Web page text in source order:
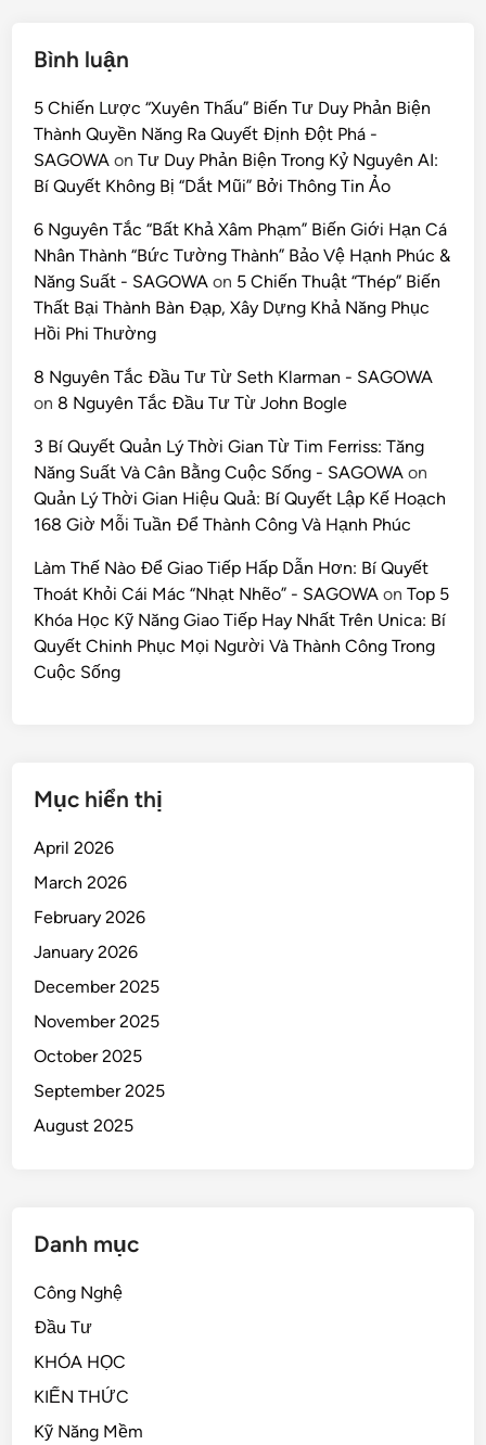
Bình luận
5 Chiến Lược “Xuyên Thấu” Biến Tư Duy Phản Biện
Thành Quyền Năng Ra Quyết Định Đột Phá -
SAGOWA onTư Duy Phản Biện Trong Kỷ Nguyên AI:
Bí Quyết Không Bị “Dắt Mũi” Bởi Thông Tin Ảo
6 Nguyên Tắc “Bất Khả Xâm Phạm” Biến Giới Hạn Cá
Nhân Thành “Bức Tường Thành” Bảo Vệ Hạnh Phúc &
Năng Suất - SAGOWA on 5 Chiến Thuật “Thép” Biến
Thất Bại Thành Bàn Đạp, Xây Dựng Khả Năng Phục
Hồi Phi Thường
8 Nguyên Tắc Đầu Tư Từ Seth Klarman - SAGOWA
on 8 Nguyên Tắc Đầu Tư Từ John Bogle
3 Bí Quyết Quản Lý Thời Gian Từ Tim Ferriss: Tăng
Năng Suất Và Cân Bằng Cuộc Sống - SAGOWA on
Quản Lý Thời Gian Hiệu Quả: Bí Quyết Lập Kế Hoạch
168 Giờ Mỗi Tuần Để Thành Công Và Hạnh Phúc
Làm Thế Nào Để Giao Tiếp Hấp Dẫn Hơn: Bí Quyết
Thoát Khỏi Cái Mác “Nhạt Nhẽo” - SAGOWA onTop 5
Khóa Học Kỹ Năng Giao Tiếp Hay Nhất Trên Unica: Bí
Quyết Chinh Phục Mọi Người Và Thành Công Trong
Cuộc Sống
Mục hiển thị
April 2026
March 2026
February 2026
January 2026
December 2025
November 2025
October 2025
September 2025
August 2025
Danh mục
Công Nghệ
Đầu Tư
KHÓA HỌC
KIẾN THỨC
Kỹ Năng Mềm